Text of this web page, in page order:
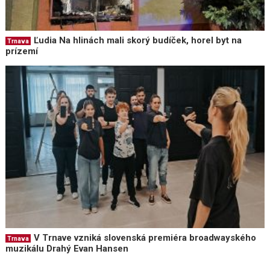
Trnava
Ľudia Na hlinách mali skorý budíček, horel byt na
prízemí
Trnava
V Trnave vzniká slovenská premiéra broadwayského
muzikálu Drahý Evan Hansen